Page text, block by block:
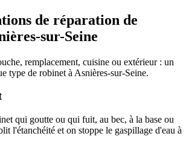
de réparation de
sur-Seine
remplacement, cuisine ou extérieur : un
type de robinet à Asnières-sur-Seine.
qui goutte ou qui fuit, au bec, à la base ou
l'étanchéité et on stoppe le gaspillage d'eau à